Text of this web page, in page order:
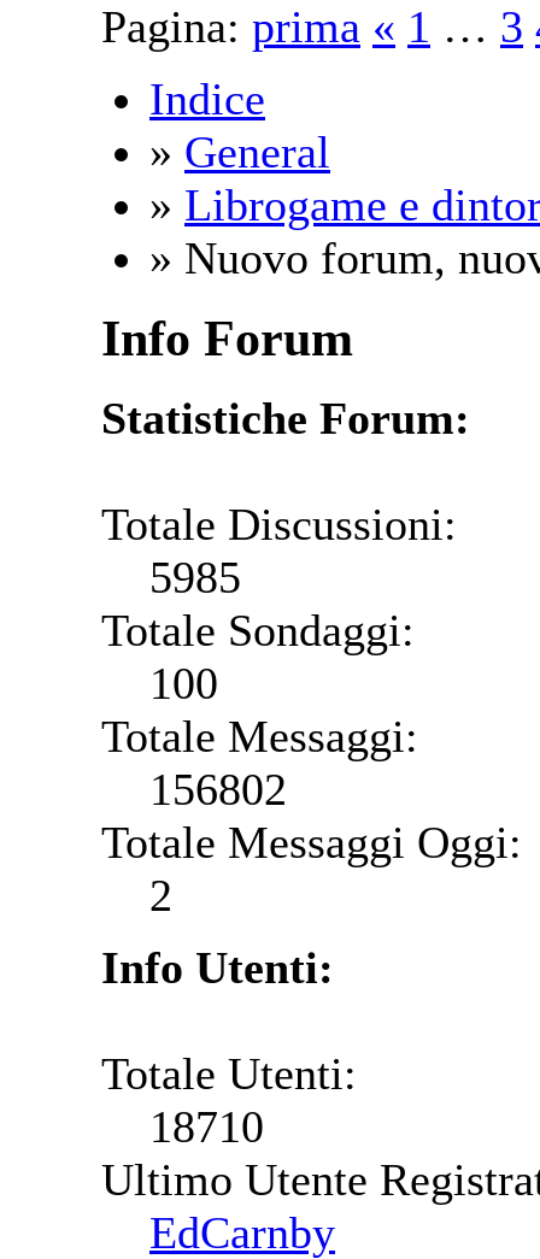
Pagina: prima « 1 … 3
Indice
» General
» Librogame e
» Nuovo forum,
Info Forum
Statistiche Forum:
Totale Discussioni:
5985
Totale Sondaggi:
100
Totale Messaggi:
156802
Totale Messaggi Oggi:
2
Info Utenti:
Totale Utenti:
18710
Ultimo Utente
EdCarnby